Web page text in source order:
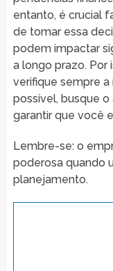
entanto, é crucial
de tomar essa
podem impactar
a longo prazo. Por
verifique sempre
possível, busque
garantir que você
Lembre-se: o
poderosa quando
planejamento.